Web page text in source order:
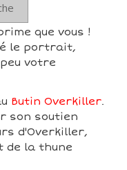
que vous !
le portrait,
votre
Butin Overkiller.
son soutien
d'Overkiller,
de la thune